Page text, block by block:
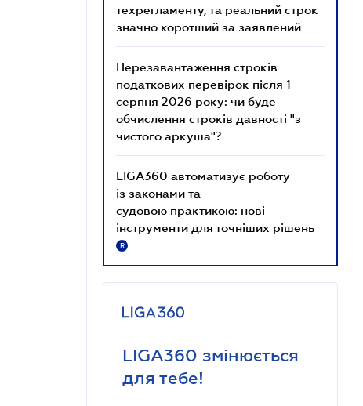
техрегламенту, та реальний строк
значно коротший за заявлений
Перезавантаження строків
податкових перевірок після 1
серпня 2026 року: чи буде
обчислення строків давності "з
чистого аркуша"?
LIGA360 автоматизує роботу
із законами та
судовою практикою: нові
інструменти для точніших рішень
R
LIGA360 змінюється
для тебе!